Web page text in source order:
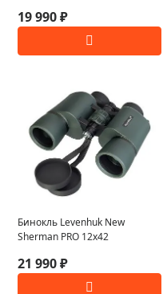
19 990 ₽
Бинокль Levenhuk New
Sherman PRO 12x42
21 990 ₽